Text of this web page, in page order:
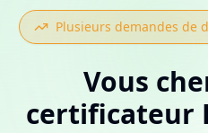
Plusieurs demandes de
Vous
certificateur